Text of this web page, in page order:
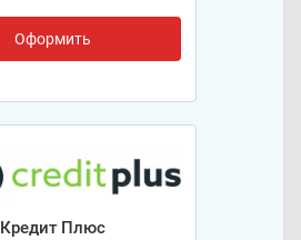
Оформить
Кредит Плюс